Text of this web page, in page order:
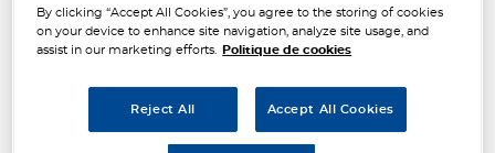
Particuliers
1 AAGE - TPA - SEDAN
RUE DE L EPARGNE
Ouvert 09:00 - 12:00
Téléphone
By clicking “Accept All Cookies”, you agree to the storing of cookies
on your device to enhance site navigation, analyze site usage, and
assist in our marketing efforts.
Politique de cookies
Reject All Accept All Cookies